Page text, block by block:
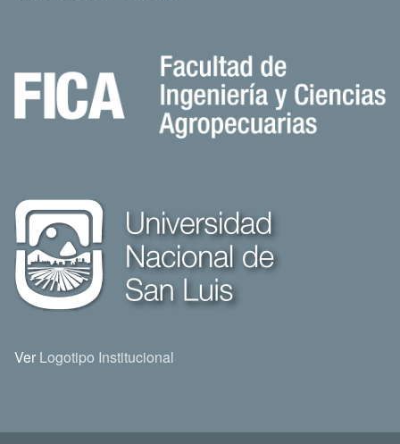
Ver Logotipo Institucional